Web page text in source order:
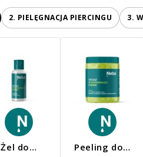
2. PIELĘGNACJA PIERCINGU 3.
Żel do…
Peeling do…